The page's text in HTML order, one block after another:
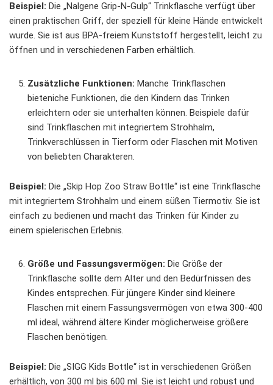
Beispiel: Die „Nalgene Grip-N-Gulp“ Trinkflasche verfügt über
einen praktischen Griff, der speziell für kleine Hände entwickelt
wurde. Sie ist aus BPA-freiem Kunststoff hergestellt, leicht zu
öffnen und in verschiedenen Farben erhältlich.
Zusätzliche Funktionen: Manche Trinkflaschen
bieteniche Funktionen, die den Kindern das Trinken
erleichtern oder sie unterhalten können. Beispiele dafür
sind Trinkflaschen mit integriertem Strohhalm,
Trinkverschlüssen in Tierform oder Flaschen mit Motiven
von beliebten Charakteren.
Beispiel: Die „Skip Hop Zoo Straw Bottle“ ist eine Trinkflasche
mit integriertem Strohhalm und einem süßen Tiermotiv. Sie ist
einfach zu bedienen und macht das Trinken für Kinder zu
einem spielerischen Erlebnis.
Größe und Fassungsvermögen: Die Größe der
Trinkflasche sollte dem Alter und den Bedürfnissen des
Kindes entsprechen. Für jüngere Kinder sind kleinere
Flaschen mit einem Fassungsvermögen von etwa 300-400
ml ideal, während ältere Kinder möglicherweise größere
Flaschen benötigen.
Beispiel: Die „SIGG Kids Bottle“ ist in verschiedenen Größen
erhältlich, von 300 ml bis 600 ml. Sie ist leicht und robust und